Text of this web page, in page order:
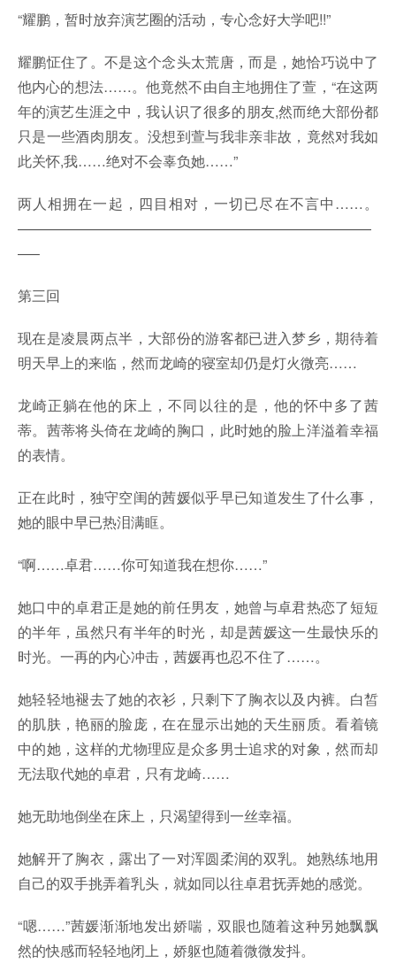
“耀鹏，暂时放弃演艺圈的活动，专心念好大学吧!!”
耀鹏怔住了。不是这个念头太荒唐，而是，她恰巧说中了
他内心的想法……。他竟然不由自主地拥住了萱，“在这两
年的演艺生涯之中，我认识了很多的朋友,然而绝大部份都
只是一些酒肉朋友。没想到萱与我非亲非故，竟然对我如
此关怀,我……绝对不会辜负她……”
两人相拥在一起，四目相对，一切已尽在不言中……。
—————————————————————————
—–
第三回
现在是凌晨两点半，大部份的游客都已进入梦乡，期待着
明天早上的来临，然而龙崎的寝室却仍是灯火微亮……
龙崎正躺在他的床上，不同以往的是，他的怀中多了茜
蒂。茜蒂将头倚在龙崎的胸口，此时她的脸上洋溢着幸福
的表情。
正在此时，独守空闺的茜媛似乎早已知道发生了什么事，
她的眼中早已热泪满眶。
“啊……卓君……你可知道我在想你……”
她口中的卓君正是她的前任男友，她曾与卓君热恋了短短
的半年，虽然只有半年的时光，却是茜媛这一生最快乐的
时光。一再的内心冲击，茜媛再也忍不住了……。
她轻轻地褪去了她的衣衫，只剩下了胸衣以及内裤。白皙
的肌肤，艳丽的脸庞，在在显示出她的天生丽质。看着镜
中的她，这样的尤物理应是众多男士追求的对象，然而却
无法取代她的卓君，只有龙崎……
她无助地倒坐在床上，只渴望得到一丝幸福。
她解开了胸衣，露出了一对浑圆柔润的双乳。她熟练地用
自己的双手挑弄着乳头，就如同以往卓君抚弄她的感觉。
“嗯……”茜媛渐渐地发出娇喘，双眼也随着这种另她飘飘
然的快感而轻轻地闭上，娇躯也随着微微发抖。